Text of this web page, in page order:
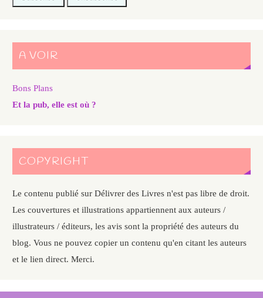
A VOIR
Bons Plans
Et la pub, elle est où ?
COPYRIGHT
Le contenu publié sur Délivrer des Livres n'est pas libre de droit.
Les couvertures et illustrations appartiennent aux auteurs /
illustrateurs / éditeurs, les avis sont la propriété des auteurs du
blog. Vous ne pouvez copier un contenu qu'en citant les auteurs
et le lien direct. Merci.